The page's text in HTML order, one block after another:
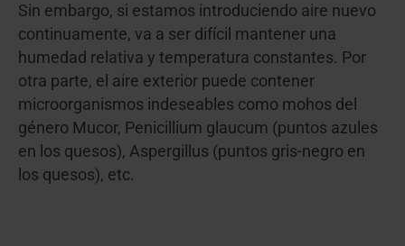
Sin embargo, si estamos introduciendo aire nuevo
continuamente, va a ser difícil mantener una
humedad relativa y temperatura constantes. Por
otra parte, el aire exterior puede contener
microorganismos indeseables como mohos del
género Mucor, Penicillium glaucum (puntos azules
en los quesos), Aspergillus (puntos gris-negro en
los quesos), etc.